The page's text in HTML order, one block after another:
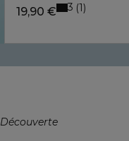
19,90 € 3 1
Découverte